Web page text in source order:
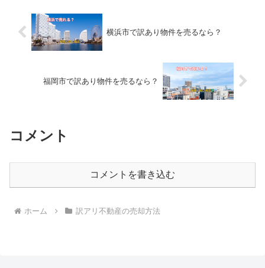
横浜市で訳あり物件を売るなら？
福岡市で訳あり物件を売るなら？
コメント
コメントを書き込む
ホーム 訳アリ不動産の売却方法